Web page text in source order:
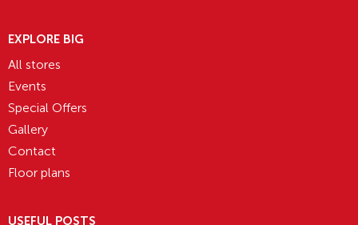
EXPLORE BIG
All stores
Events
Special Offers
Gallery
Contact
Floor plans
USEFUL POSTS